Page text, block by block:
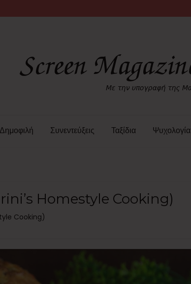
Δημοφιλή Συνεντεύξεις Ταξίδια Ψυχολογία
Homestyle Cooking)
Cooking)